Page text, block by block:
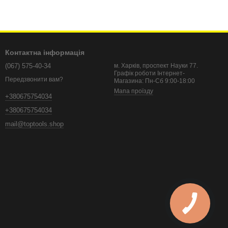
Контактна інформація
(067) 575-40-34
Передзвонити вам?
+380675754034
+380675754034
mail@toptools.shop
м. Харків, проспект Науки 77.
Графік роботи Інтернет-
Магазина: Пн-Сб 9:00-18:00
Мапа проїзду